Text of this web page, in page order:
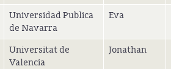
Universidad Publica
de Navarra
Eva
Universitat de
Valencia
Jonathan